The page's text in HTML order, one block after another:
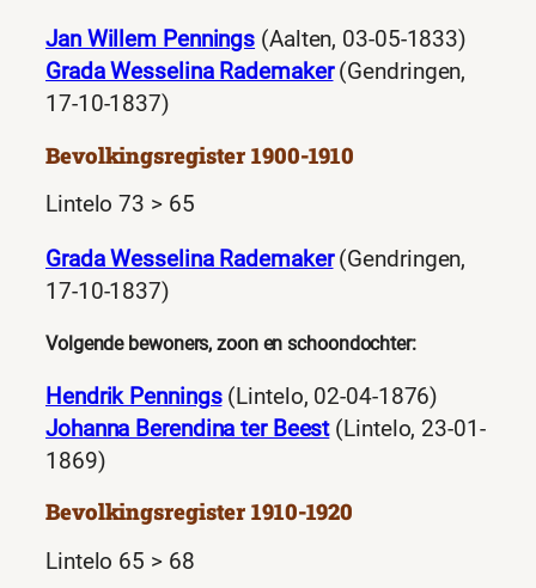
Jan Willem Pennings (Aalten, 03-05-1833)
Grada Wesselina Rademaker(Gendringen,
17-10-1837)
Bevolkingsregister 1900-1910
Lintelo 73 > 65
Grada Wesselina Rademaker(Gendringen,
17-10-1837)
Volgende bewoners, zoon en schoondochter:
Hendrik Pennings(Lintelo, 02-04-1876)
Johanna Berendina ter Beest(Lintelo, 23-01-
1869)
Bevolkingsregister 1910-1920
Lintelo 65 > 68